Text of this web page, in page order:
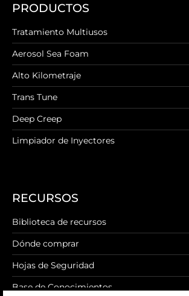
PRODUCTOS
Tratamiento Multiusos
Aerosol Sea Foam
Alto Kilometraje
Trans Tune
Deep Creep
Limpiador de Inyectores
RECURSOS
Biblioteca de recursos
Dónde comprar
Hojas de Seguridad
Base de Conocimientos